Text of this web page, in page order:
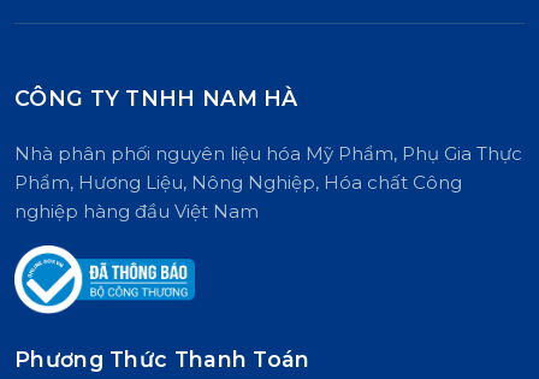
CÔNG TY TNHH NAM HÀ
Nhà phân phối nguyên liệu hóa Mỹ Phẩm, Phụ Gia Thực
Phẩm, Hương Liệu, Nông Nghiệp, Hóa chất Công
nghiệp hàng đầu Việt Nam
Phương Thức Thanh Toán